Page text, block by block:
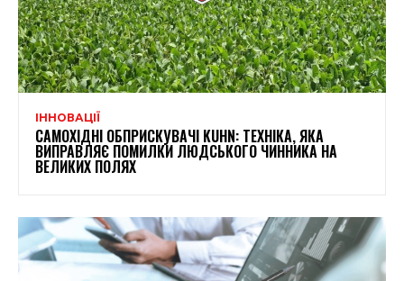
ІННОВАЦІЇ
САМОХІДНІ ОБПРИСКУВАЧІ KUHN: ТЕХНІКА, ЯКА
ВИПРАВЛЯЄ ПОМИЛКИ ЛЮДСЬКОГО ЧИННИКА НА
ВЕЛИКИХ ПОЛЯХ